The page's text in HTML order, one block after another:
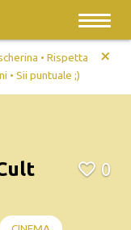
• Rispetta
• Sii puntuale ;)
+
0